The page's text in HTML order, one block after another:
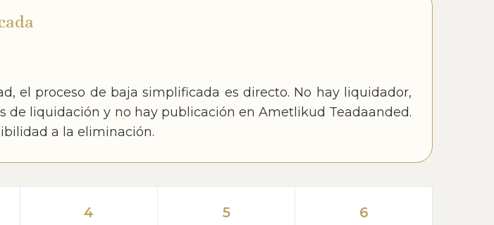
el proceso de baja simplificada es directo. No hay liquidador,
de liquidación y no hay publicación en Ametlikud Teadaanded.
a la eliminación.
4 5 6